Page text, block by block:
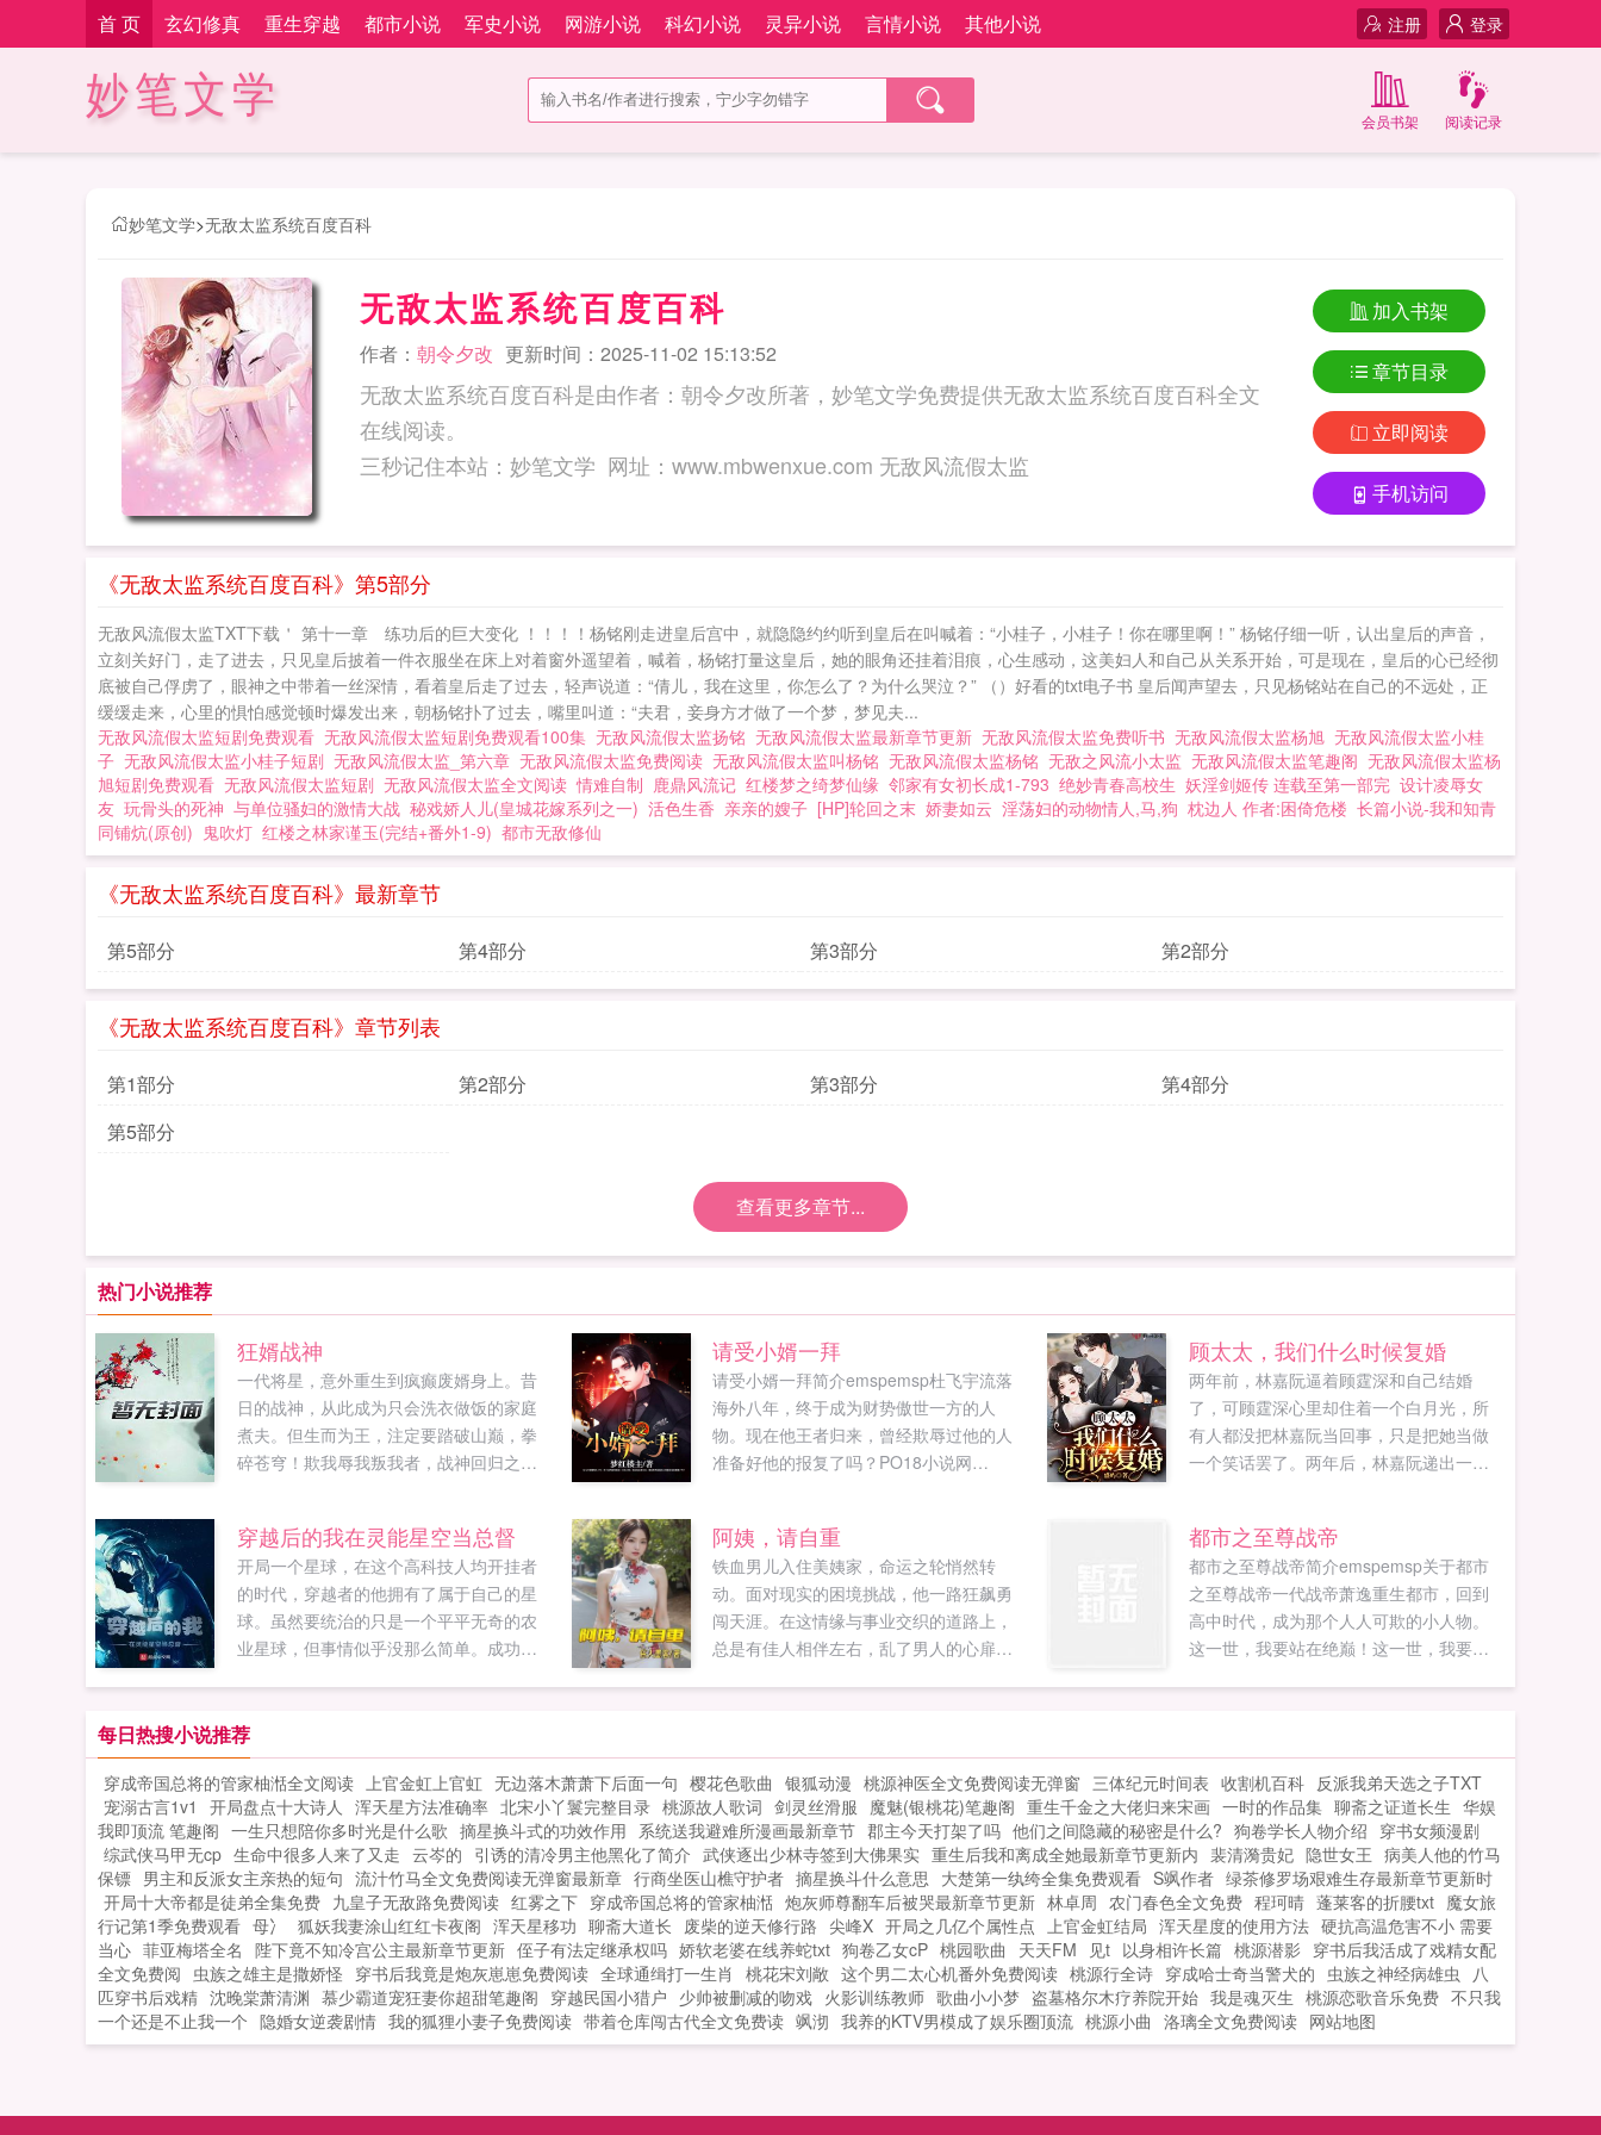
首 页 玄幻修真 重生穿越 都市小说 军史小说 网游小说 科幻小说 灵异小说 言情小说 其他小说 登录
注册
妙笔文学 阅读记录
会员书架
妙笔文学>无敌太监系统百度百科
无敌太监系统百度百科
作者： 朝令夕改 更新时间：2025-11-02 15:13:52
无敌太监系统百度百科是由作者：朝令夕改所著，妙笔文学免费提供无敌太监系统百度百科全文
在线阅读。
三秒记住本站：妙笔文学 网址：www.mbwenxue.com 无敌风流假太监
加入书架
章节目录
立即阅读
手机访问
《无敌太监系统百度百科》第5部分
无敌风流假太监TXT下载＇ 第十一章 练功后的巨大变化 ！！！！杨铭刚走进皇后宫中，就隐隐约约听到皇后在叫喊着：“小桂子，小桂子！你在哪里啊！” 杨铭仔细一听，认出皇后的声音，
立刻关好门，走了进去，只见皇后披着一件衣服坐在床上对着窗外遥望着，喊着，杨铭打量这皇后，她的眼角还挂着泪痕，心生感动，这美妇人和自己从关系开始，可是现在，皇后的心已经彻
底被自己俘虏了，眼神之中带着一丝深情，看着皇后走了过去，轻声说道：“倩儿，我在这里，你怎么了？为什么哭泣？” （）好看的txt电子书 皇后闻声望去，只见杨铭站在自己的不远处，正
缓缓走来，心里的惧怕感觉顿时爆发出来，朝杨铭扑了过去，嘴里叫道：“夫君，妾身方才做了一个梦，梦见夫...
无敌风流假太监短剧免费观看 无敌风流假太监短剧免费观看100集 无敌风流假太监扬铭 无敌风流假太监最新章节更新 无敌风流假太监免费听书 无敌风流假太监杨旭 无敌风流假太监小桂
子 无敌风流假太监小桂子短剧 无敌风流假太监_第六章 无敌风流假太监免费阅读 无敌风流假太监叫杨铭 无敌风流假太监杨铭 无敌之风流小太监 无敌风流假太监笔趣阁 无敌风流假太监杨
旭短剧免费观看 无敌风流假太监短剧 无敌风流假太监全文阅读情难自制 鹿鼎风流记 红楼梦之绮梦仙缘 邻家有女初长成1-793 绝妙青春高校生 妖淫剑姬传 连载至第一部完 设计凌辱女
友 玩骨头的死神 与单位骚妇的激情大战 秘戏娇人儿(皇城花嫁系列之一) 活色生香 亲亲的嫂子 [HP]轮回之末 娇妻如云 淫荡妇的动物情人,马,狗 枕边人 作者:困倚危楼 长篇小说-我和知青
同铺炕(原创) 鬼吹灯 红楼之林家谨玉(完结+番外1-9) 都市无敌修仙
《无敌太监系统百度百科》最新章节
第5部分 第4部分 第3部分 第2部分
《无敌太监系统百度百科》章节列表
第1部分 第2部分 第3部分
第4部分
第5部分
查看更多章节...
热门小说推荐
狂婿战神
一代将星，意外重生到疯癫废婿身上。昔
日的战神，从此成为只会洗衣做饭的家庭
煮夫。但生而为王，注定要踏破山巅，拳
碎苍穹！欺我辱我叛我者，战神回归之
朋友...
请受小婿一拜
请受小婿一拜简介emspemsp杜飞宇流落
海外八年，终于成为财势傲世一方的人
物。现在他王者归来，曾经欺辱过他的人
准备好他的报复了吗？PO18小说网
顾太太，我们什么时候复婚
两年前，林嘉阮逼着顾霆深和自己结婚
了，可顾霆深心里却住着一个白月光，所
有人都没把林嘉阮当回事，只是把她当做
一个笑话罢了。两年后，林嘉阮递出一纸
纵的把戏，后来他发现不是，顾霆深开始
慌了，林嘉阮，你敢离婚？林嘉阮别整那
些有的没的，赶紧和我去把离婚证给领
了。听说外甥在追林嘉阮，顾霆深坐不住
了，他开始穷追猛打，锲而不舍的追妻火
葬场之路。顾霆深顾太太，我们什么时候
吗？阅读指南1顾霆深高冷傲娇×林嘉阮想
涨粉搞事业2虐妻一时爽，追妻火葬场如果
您喜欢顾太太，我们什么时候复婚，别忘
记分享给朋友...
穿越后的我在灵能星空当总督
开局一个星球，在这个高科技人均开挂者
的时代，穿越者的他拥有了属于自己的星
球。虽然要统治的只是一个平平无奇的农
业星球，但事情似乎没那么简单。成功探
您有权为这个世界进行编号您身份已生成
成功，请随时注意世界扰动程度遭遇本土
神秘力量抵抗，正在规避这个世界居然有
本土的神秘力量，希望不会是什么危险的
世界吧。与此同时，雾都拉起了响亮的二
级警报声。当前世界扰动度2文明古神分开
世界，古圣创造生灵，人类从星球出发迈
上伟大的征程。如果您喜欢穿越后的我在
灵能星空当总督，别忘记分享给朋友...
阿姨，请自重
铁血男儿入住美姨家，命运之轮悄然转
动。面对现实的困境挑战，他一路狂飙勇
闯天涯。在这情缘与事业交织的道路上，
总是有佳人相伴左右，乱了男人的心扉，
颜，不仅融化了他冰冷的心，更让他明白
真正可贵的女人，是历经生活磨...
都市之至尊战帝
都市之至尊战帝简介emspemsp关于都市
之至尊战帝一代战帝萧逸重生都市，回到
高中时代，成为那个人人可欺的小人物。
这一世，我要站在绝巅！这一世，我要弥
每日热搜小说推荐
穿成帝国总将的管家柚湉全文阅读 上官金虹上官虹 无边落木萧萧下后面一句 樱花色歌曲 银狐动漫 桃源神医全文免费阅读无弹窗 三体纪元时间表 收割机百科 反派我弟天选之子TXT
宠溺古言1v1
开局盘点十大诗人 浑天星方法准确率 北宋小丫鬟完整目录 桃源故人歌词 剑灵丝滑服 魔魅(银桃花)笔趣阁 重生千金之大佬归来宋画 一时的作品集 聊斋之证道长生 华娱
我即顶流 笔趣阁 一生只想陪你多时光是什么歌 摘星换斗式的功效作用 系统送我避难所漫画最新章节 郡主今天打架了吗 他们之间隐藏的秘密是什么? 狗卷学长人物介绍 穿书女频漫剧
综武侠马甲无cp 生命中很多人来了又走 云岑的 引诱的清冷男主他黑化了简介 武侠逐出少林寺签到大佛果实 重生后我和离成全她最新章节更新内 裴清漪贵妃 隐世女王 病美人他的竹马
保镖 男主和反派女主亲热的短句 流汁竹马全文免费阅读无弹窗最新章 行商坐医山樵守护者 摘星换斗什么意思 大楚第一纨绔全集免费观看 S飒作者 绿茶修罗场艰难生存最新章节更新时
开局十大帝都是徒弟全集免费 九皇子无敌路免费阅读 红雾之下 穿成帝国总将的管家柚湉 炮灰师尊翻车后被哭最新章节更新 林卓周 农门春色全文免费 程珂晴 蓬莱客的折腰txt 魔女旅
行记第1季免费观看 母冫 狐妖我妻涂山红红卡夜阁 浑天星移功 聊斋大道长 废柴的逆天修行路 尖峰X 开局之几亿个属性点 上官金虹结局 浑天星度的使用方法 硬抗高温危害不小 需要
当心 菲亚梅塔全名 陛下竟不知冷宫公主最新章节更新 侄子有法定继承权吗 娇软老婆在线养蛇txt 狗卷乙女cP 桃园歌曲 天天FM 见t 以身相许长篇 桃源潜影 穿书后我活成了戏精女配
全文免费阅 虫族之雄主是撒娇怪 穿书后我竟是炮灰崽崽免费阅读 全球通缉打一生肖 桃花宋刘敞 这个男二太心机番外免费阅读 桃源行全诗 穿成哈士奇当警犬的 虫族之神经病雄虫
八
匹穿书后戏精 沈晚棠萧清渊 慕少霸道宠狂妻你超甜笔趣阁 穿越民国小猎户 少帅被删减的吻戏 火影训练教师 歌曲小小梦 盗墓格尔木疗养院开始 我是魂灭生 桃源恋歌音乐免费 不只我
一个还是不止我一个 隐婚女逆袭剧情 我的狐狸小妻子免费阅读 带着仓库闯古代全文免费读 飒沏 我养的KTV男模成了娱乐圈顶流 桃源小曲 洛璃全文免费阅读 网站地图